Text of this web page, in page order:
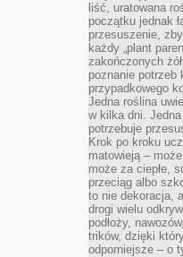
liść, uratowana
początku jednak
przesuszenie,
każdy „plant
zakończonych
poznanie potrzeb
przypadkowego
Jedna roślina
w kilka dni.
potrzebuje
Krok po kroku
matowieją –
może za ciepłe,
przeciąg albo
to nie dekoracja,
drogi wielu
podłoży,
trików, dzięki
odporniejsze – o